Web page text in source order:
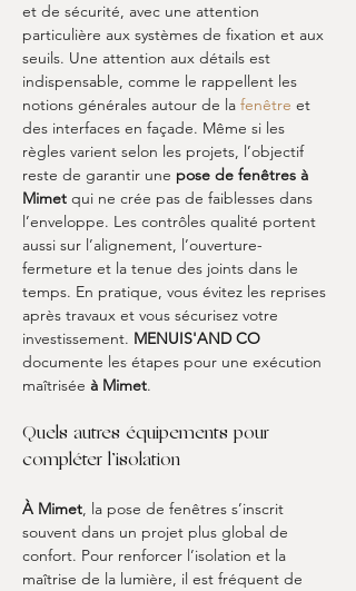
et de sécurité, avec une attention
particulière aux systèmes de fixation et aux
seuils. Une attention aux détails est
indispensable, comme le rappellent les
notions générales autour de la fenêtre et
des interfaces en façade. Même si les
règles varient selon les projets, l’objectif
reste de garantir une pose de fenêtres à
Mimet qui ne crée pas de faiblesses dans
l’enveloppe. Les contrôles qualité portent
aussi sur l’alignement, l’ouverture-
fermeture et la tenue des joints dans le
temps. En pratique, vous évitez les reprises
après travaux et vous sécurisez votre
investissement. MENUIS'AND CO
documente les étapes pour une exécution
maîtrisée à Mimet.
Quels autres équipements pour
compléter l’isolation
À Mimet, la pose de fenêtres s’inscrit
souvent dans un projet plus global de
confort. Pour renforcer l’isolation et la
maîtrise de la lumière, il est fréquent de